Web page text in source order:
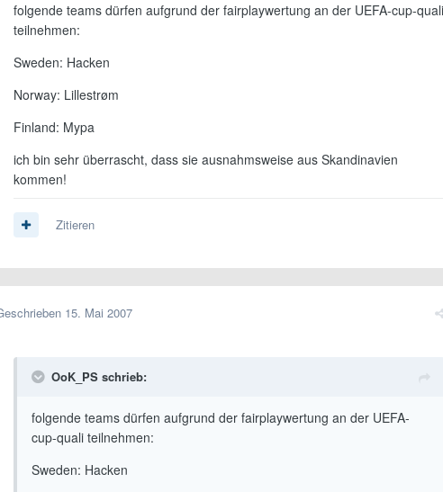
folgende teams dürfen aufgrund der fairplaywertung an der UEFA-cup-quali
teilnehmen:
Sweden: Hacken
Norway: Lillestrøm
Finland: Mypa
ich bin sehr überrascht, dass sie ausnahmsweise aus Skandinavien
kommen!
Zitieren
15. Mai 2007
OoK_PS schrieb:
folgende teams dürfen aufgrund der fairplaywertung an der UEFA-
cup-quali teilnehmen:
Sweden: Hacken